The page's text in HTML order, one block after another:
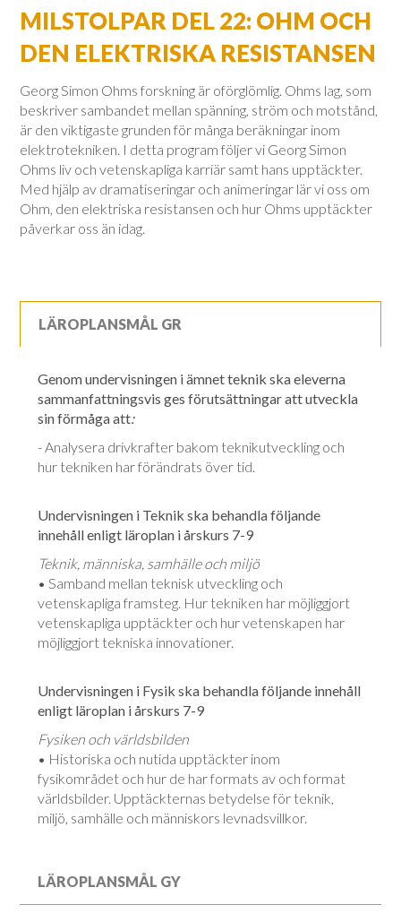
MILSTOLPAR DEL 22: OHM OCH
DEN ELEKTRISKA RESISTANSEN
Georg Simon Ohms forskning är oförglömlig. Ohms lag, som
beskriver sambandet mellan spänning, ström och motstånd,
är den viktigaste grunden för många beräkningar inom
elektrotekniken. I detta program följer vi Georg Simon
Ohms liv och vetenskapliga karriär samt hans upptäckter.
Med hjälp av dramatiseringar och animeringar lär vi oss om
Ohm, den elektriska resistansen och hur Ohms upptäckter
påverkar oss än idag.
LÄROPLANSMÅL GR
Genom undervisningen i ämnet teknik ska eleverna
sammanfattningsvis ges förutsättningar att utveckla
sin förmåga att:
- Analysera drivkrafter bakom teknikutveckling och
hur tekniken har förändrats över tid.
Undervisningen i Teknik ska behandla följande
innehåll enligt läroplan i årskurs 7-9
Teknik, människa, samhälle och miljö
• Samband mellan teknisk utveckling och
vetenskapliga framsteg. Hur tekniken har möjliggjort
vetenskapliga upptäckter och hur vetenskapen har
möjliggjort tekniska innovationer.
Undervisningen i Fysik ska behandla följande innehåll
enligt läroplan i årskurs 7-9
Fysiken och världsbilden
• Historiska och nutida upptäckter inom
fysikområdet och hur de har formats av och format
världsbilder. Upptäckternas betydelse för teknik,
miljö, samhälle och människors levnadsvillkor.
LÄROPLANSMÅL GY